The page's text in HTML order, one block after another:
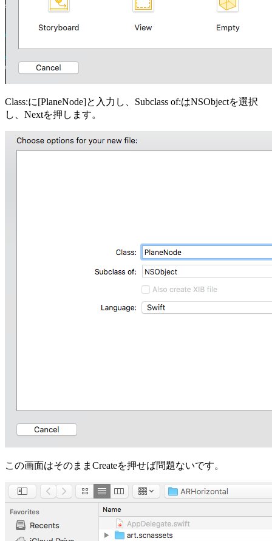
Class:に[PlaneNode]と入力し、Subclass of:はNSObjectを選択
し、Nextを押します。
この画面はそのままCreateを押せば問題ないです。